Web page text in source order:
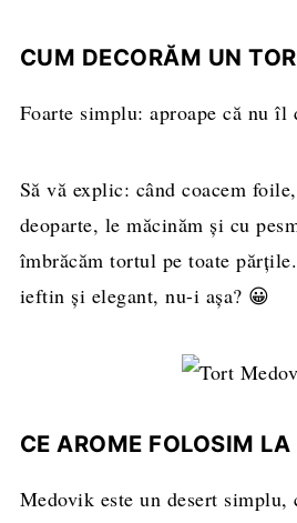
CUM DECORĂM UN
Foarte simplu: aproape că nu îl
Să vă explic: când coacem
deoparte, le măcinăm și cu
îmbrăcăm tortul pe toate
ieftin și elegant, nu-i așa? 😀
CE AROME FOLOSIM
Medovik este un desert